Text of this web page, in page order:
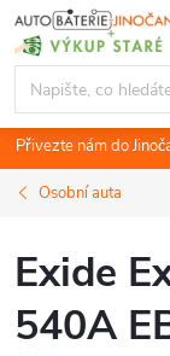
Přejít
na
obsah
Přivezte nám do
Osobní auta
Exide
540A